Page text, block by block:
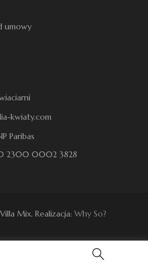
umowy
kwiaty.com
Paribas
2300 0002 3828
Mix. Realizacja: Why So?